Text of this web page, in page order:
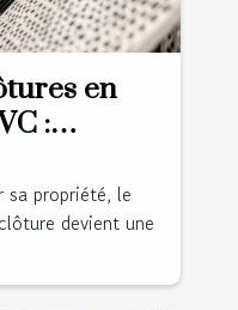
en
:
sa propriété, le
devient une